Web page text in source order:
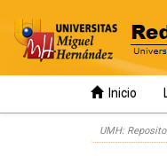
Inicio
UMH: